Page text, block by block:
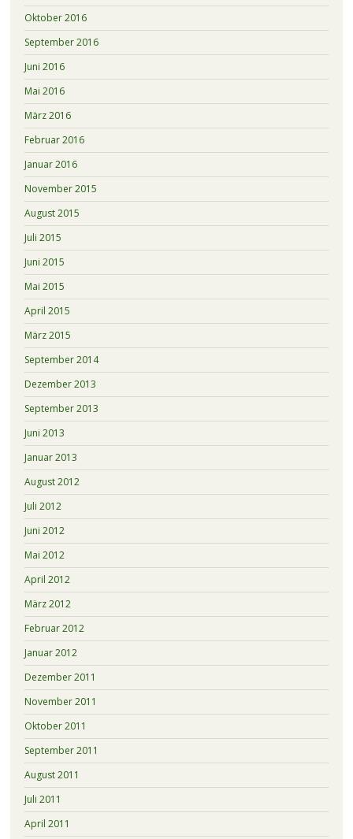
Oktober 2016
September 2016
Juni 2016
Mai 2016
März 2016
Februar 2016
Januar 2016
November 2015
August 2015
Juli 2015
Juni 2015
Mai 2015
April 2015
März 2015
September 2014
Dezember 2013
September 2013
Juni 2013
Januar 2013
August 2012
Juli 2012
Juni 2012
Mai 2012
April 2012
März 2012
Februar 2012
Januar 2012
Dezember 2011
November 2011
Oktober 2011
September 2011
August 2011
Juli 2011
April 2011